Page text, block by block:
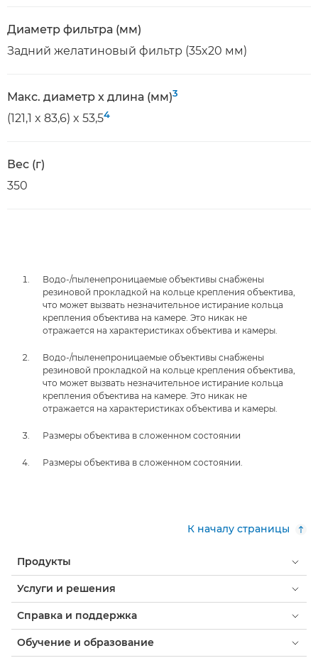
Диаметр фильтра (мм)
Задний желатиновый фильтр (35x20 мм)
Макс. диаметр x длина (мм)3
(121,1 x 83,6) x 53,54
Вес (г)
350
Водо-/пыленепроницаемые объективы снабжены
резиновой прокладкой на кольце крепления объектива,
что может вызвать незначительное истирание кольца
крепления объектива на камере. Это никак не
отражается на характеристиках объектива и камеры.
Водо-/пыленепроницаемые объективы снабжены
резиновой прокладкой на кольце крепления объектива,
что может вызвать незначительное истирание кольца
крепления объектива на камере. Это никак не
отражается на характеристиках объектива и камеры.
Размеры объектива в сложенном состоянии
Размеры объектива в сложенном состоянии.
К началу страницы
Продукты
Услуги и решения
Справка и поддержка
Обучение и образование